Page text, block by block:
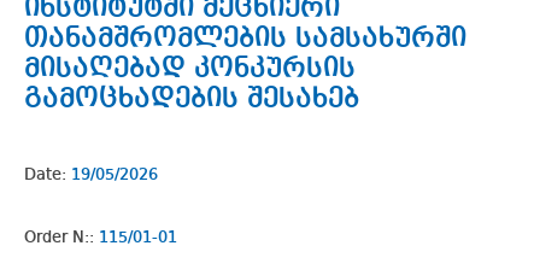
ინსტიტუტში მეცნიერი
თანამშრომლების სამსახურში
მისაღებად კონკურსის
გამოცხადების შესახებ
Date: 19/05/2026
Order N:: 115/01-01